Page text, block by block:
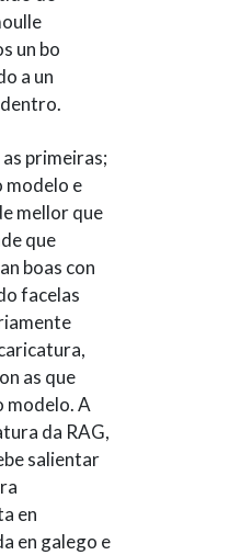
un bo
a un
primeiras;
modelo e
mellor que
que
boas con
facelas
as que
modelo. A
da RAG,
salientar
en
en galego e